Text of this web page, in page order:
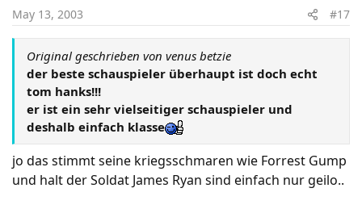
May 13, 2003 #17
Original geschrieben von venus betzie
der beste schauspieler überhaupt ist doch echt
tom hanks!!!
er ist ein sehr vielseitiger schauspieler und
deshalb einfach klasse
jo das stimmt seine kriegsschmaren wie Forrest Gump
und halt der Soldat James Ryan sind einfach nur geilo..